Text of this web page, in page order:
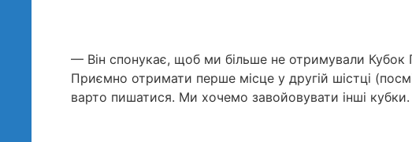
— Він спонукає, щоб ми більше не отримували Кубок
Приємно отримати перше місце у другій шістці
варто пишатися. Ми хочемо завойовувати інші кубки.